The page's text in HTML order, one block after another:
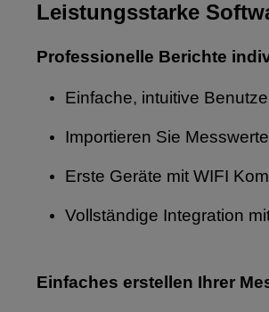
Leistungsstarke
Professionelle Berichte
Einfache, intuitive
Importieren Sie
Erste Geräte mit WIFI
Vollständige Integration
Einfaches erstellen Ihrer